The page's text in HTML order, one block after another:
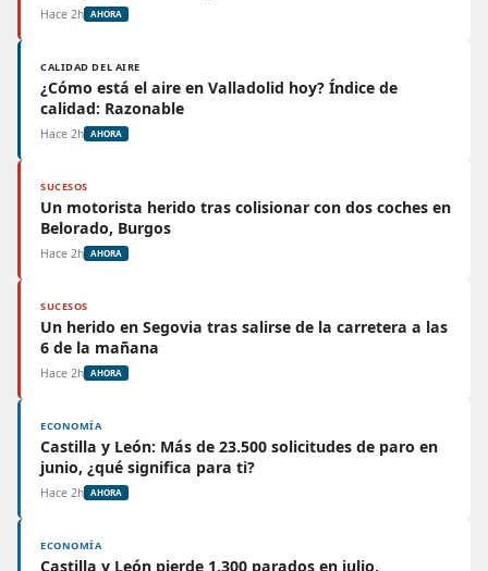
Hace 2h AHORA
CALIDAD DEL AIRE
¿Cómo está el aire en Valladolid hoy? Índice de
calidad: Razonable
Hace 2h AHORA
SUCESOS
Un motorista herido tras colisionar con dos coches en
Belorado, Burgos
Hace 2h AHORA
SUCESOS
Un herido en Segovia tras salirse de la carretera a las
6 de la mañana
Hace 2h AHORA
ECONOMÍA
Castilla y León: Más de 23.500 solicitudes de paro en
junio, ¿qué significa para ti?
Hace 2h AHORA
ECONOMÍA
Castilla y León pierde 1.300 parados en julio,